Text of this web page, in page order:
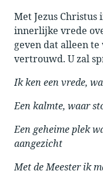
Met Jezus
innerlijke vrede
geven dat alleen
vertrouwd. U zal
Ik ken een vrede,
Een kalmte, waar
Een geheime plek
aangezicht
Met de Meester ik